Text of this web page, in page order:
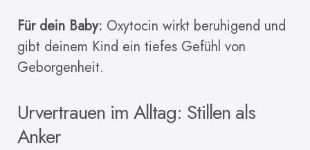
Für dein Baby: Oxytocin wirkt beruhigend und
gibt deinem Kind ein tiefes Gefühl von
Geborgenheit.
Urvertrauen im Alltag: Stillen als
Anker